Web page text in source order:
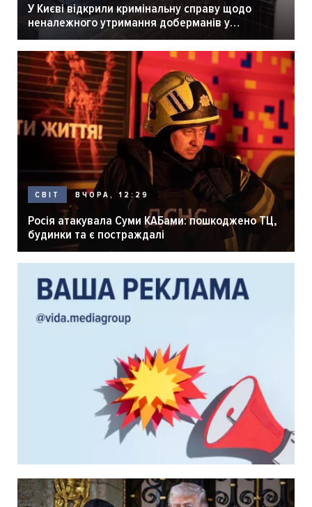
У Києві відкрили кримінальну справу щодо
неналежного утримання доберманів у
розпліднику
СВІТ ВЧОРА, 12:29
Росія атакувала Суми КАБами: пошкоджено ТЦ,
будинки та є постраждалі